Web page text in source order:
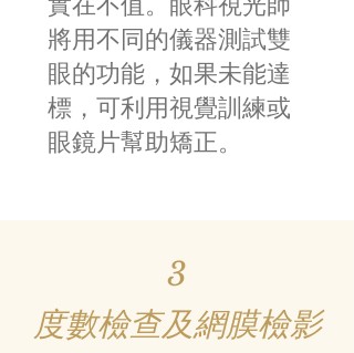
將用不同的儀器測試雙
眼的功能，如果未能達
標，可利用視覺訓練或
眼鏡片幫助矯正。
3
度數檢查及網膜檢影